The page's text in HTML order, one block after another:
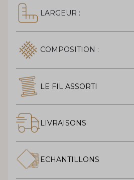
LARGEUR :
COMPOSITION :
LE FIL ASSORTI
LIVRAISONS
ECHANTILLONS